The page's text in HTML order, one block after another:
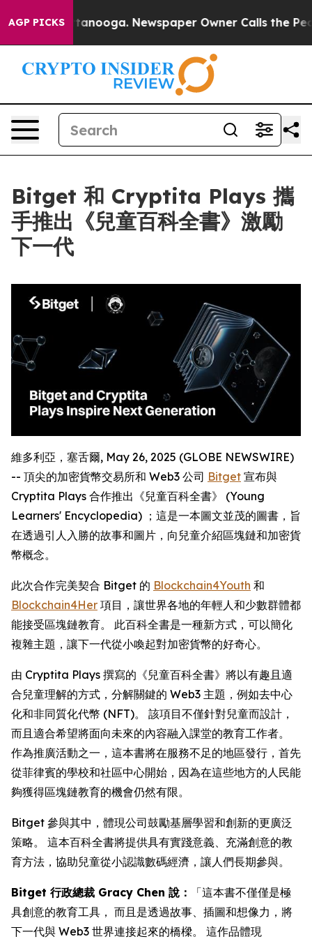
AGP PICKS
in Chattanooga. Newspaper Owner Calls the
Bitget 和 Cryptita Plays 攜
手推出《兒童百科全書》激勵
下一代
維多利亞，塞舌爾, May 26, 2025 (GLOBE NEWSWIRE)
-- 頂尖的加密貨幣交易所和 Web3 公司 Bitget 宣布與
Cryptita Plays 合作推出《兒童百科全書》 (Young
Learners' Encyclopedia) ；這是一本圖文並茂的圖書，旨
在透過引人入勝的故事和圖片，向兒童介紹區塊鏈和加密貨
幣概念。
此次合作完美契合 Bitget 的 Blockchain4Youth 和
Blockchain4Her 項目，讓世界各地的年輕人和少數群體都
能接受區塊鏈教育。 此百科全書是一種新方式，可以簡化
複雜主題，讓下一代從小喚起對加密貨幣的好奇心。
由 Cryptita Plays 撰寫的《兒童百科全書》將以有趣且適
合兒童理解的方式，分解關鍵的 Web3 主題，例如去中心
化和非同質化代幣 (NFT)。 該項目不僅針對兒童而設計，
而且適合希望將面向未來的內容融入課堂的教育工作者。
作為推廣活動之一，這本書將在服務不足的地區發行，首先
從菲律賓的學校和社區中心開始，因為在這些地方的人民能
夠獲得區塊鏈教育的機會仍然有限。
Bitget 參與其中，體現公司鼓勵基層學習和創新的更廣泛
策略。 這本百科全書將提供具有實踐意義、充滿創意的教
育方法，協助兒童從小認識數碼經濟，讓人們長期參與。
Bitget 行政總裁 Gracy Chen 說：
「這本書不僅僅是極
具創意的教育工具， 而且是透過故事、插圖和想像力，將
下一代與 Web3 世界連接起來的橋樑。 這作品體現